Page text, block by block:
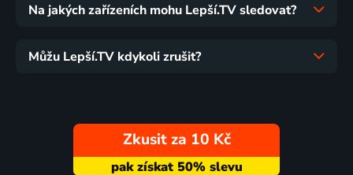
Na jakých zařízeních mohu Lepší.TV sledovat?
Můžu Lepší.TV kdykoli zrušit?
Zkusit za 10 Kč